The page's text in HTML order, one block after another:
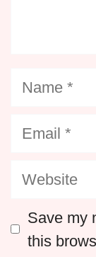
Name
Email
Website
Save my
this